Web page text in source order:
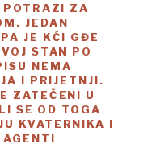
ZA
JEDAN
JE KĆI GĐE
STAN PO
NEMA
I PRIJETNJI.
ZATEČENI U
SE OD TOGA
KVATERNIKA I